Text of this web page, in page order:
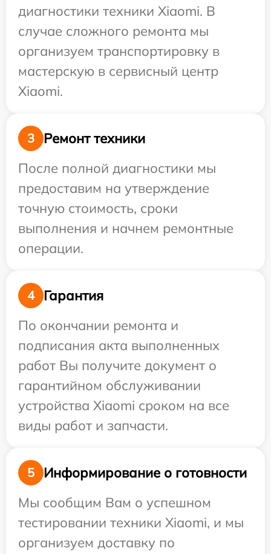
диагностики техники Xiaomi. В
случае сложного ремонта мы
организуем транспортировку в
мастерскую в сервисный центр
Xiaomi.
3
Ремонт техники
После полной диагностики мы
предоставим на утверждение
точную стоимость, сроки
выполнения и начнем ремонтные
операции.
4
Гарантия
По окончании ремонта и
подписания акта выполненных
работ Вы получите документ о
гарантийном обслуживании
устройства Xiaomi сроком на все
виды работ и запчасти.
5
Информирование о готовности
Мы сообщим Вам о успешном
тестировании техники Xiaomi, и мы
организуем доставку по